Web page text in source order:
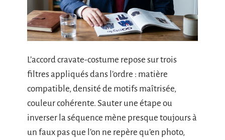
L’accord cravate-costume repose sur trois
filtres appliqués dans l’ordre : matière
compatible, densité de motifs maîtrisée,
couleur cohérente. Sauter une étape ou
inverser la séquence mène presque toujours à
un faux pas que l’on ne repère qu’en photo,